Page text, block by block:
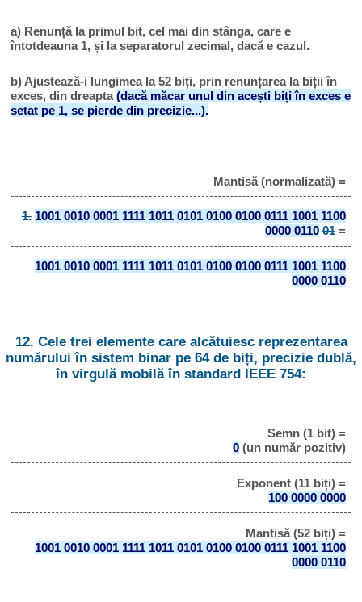
a) Renunță la primul bit, cel mai din stânga, care e
întotdeauna 1, și la separatorul zecimal, dacă e cazul.
b) Ajustează-i lungimea la 52 biți, prin renunțarea la biții în
exces, din dreapta(dacă măcar unul din acești biți în exces e
setat pe 1, se pierde din precizie...).
Mantisă (normalizată) =
1. 1001 0010 0001 1111 1011 0101 0100 0100 0111 1001 1100
0000 0110 01=
1001 0010 0001 1111 1011 0101 0100 0100 0111 1001 1100
0000 0110
12. Cele trei elemente care alcătuiesc reprezentarea
numărului în sistem binar pe 64 de biți, precizie dublă,
în virgulă mobilă în standard IEEE 754:
Semn (1 bit) =
0(un număr pozitiv)
Exponent (11 biți) =
100 0000 0000
Mantisă (52 biți) =
1001 0010 0001 1111 1011 0101 0100 0100 0111 1001 1100
0000 0110